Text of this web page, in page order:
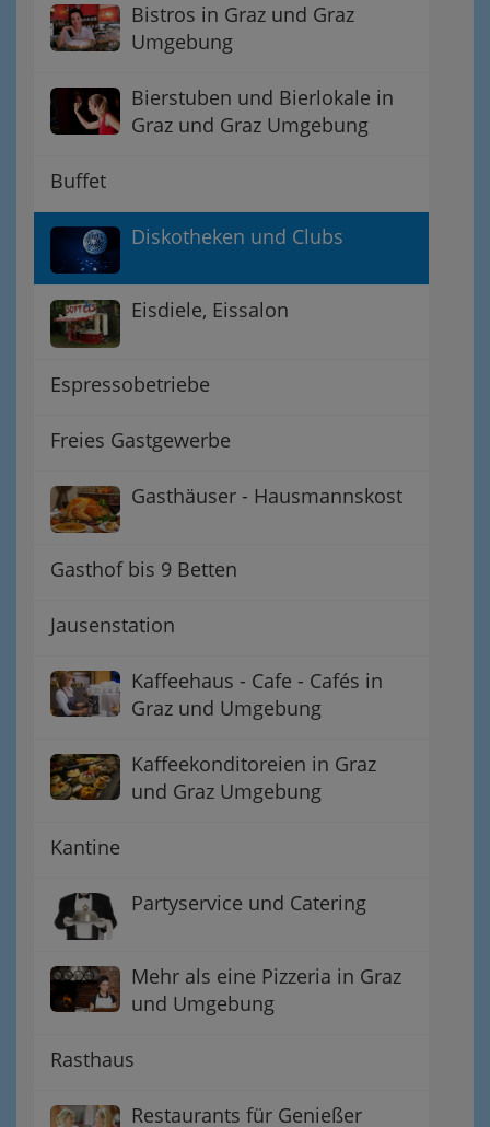
Bistros in Graz und Graz
Umgebung
Bierstuben und Bierlokale in
Graz und Graz Umgebung
Buffet
Diskotheken und Clubs
Eisdiele, Eissalon
Espressobetriebe
Freies Gastgewerbe
Gasthäuser - Hausmannskost
Gasthof bis 9 Betten
Jausenstation
Kaffeehaus - Cafe - Cafés in
Graz und Umgebung
Kaffeekonditoreien in Graz
und Graz Umgebung
Kantine
Partyservice und Catering
Mehr als eine Pizzeria in Graz
und Umgebung
Rasthaus
Restaurants für Genießer